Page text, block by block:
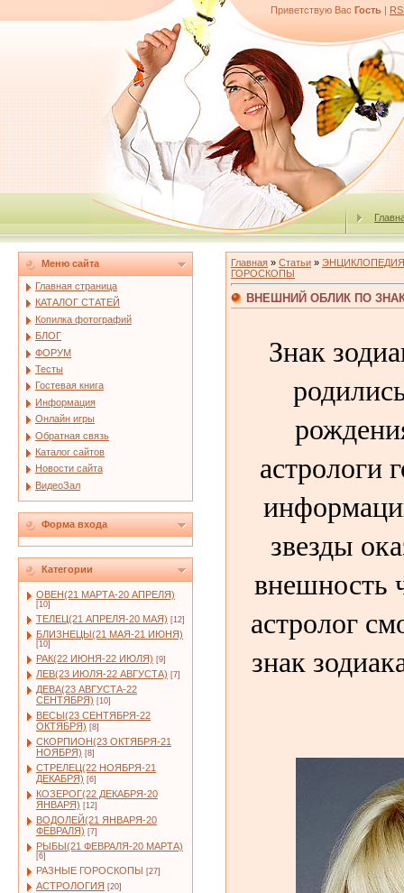
Приветствую Вас Гость |
Меню сайта
Главная страница
КАТАЛОГ СТАТЕЙ
Копилка фотографий
БЛОГ
ФОРУМ
Тесты
Гостевая книга
Информация
Онлайн игры
Обратная связь
Каталог сайтов
Новости сайта
ВидеоЗал
Форма входа
Категории
ОВЕН(21 МАРТА-20 АПРЕЛЯ)
[10]
ТЕЛЕЦ(21 АПРЕЛЯ-20 МАЯ) [12]
БЛИЗНЕЦЫ(21 МАЯ-21 ИЮНЯ)
[10]
РАК(22 ИЮНЯ-22 ИЮЛЯ) [9]
ЛЕВ(23 ИЮЛЯ-22 АВГУСТА) [7]
ДЕВА(23 АВГУСТА-22
СЕНТЯБРЯ) [10]
ВЕСЫ(23 СЕНТЯБРЯ-22
ОКТЯБРЯ) [8]
СКОРПИОН(23 ОКТЯБРЯ-21
НОЯБРЯ) [8]
СТРЕЛЕЦ(22 НОЯБРЯ-21
ДЕКАБРЯ) [6]
КОЗЕРОГ(22 ДЕКАБРЯ-20
ЯНВАРЯ) [12]
ВОДОЛЕЙ(21 ЯНВАРЯ-20
ФЕВРАЛЯ) [7]
РЫБЫ(21 ФЕВРАЛЯ-20 МАРТА)
[6]
РАЗНЫЕ ГОРОСКОПЫ [27]
АСТРОЛОГИЯ [20]
Главная » Статьи »
ГОРОСКОПЫ
ВНЕШНИЙ ОБЛИК ПО
Знак
астрологи
звезды
внешность
астролог
знак